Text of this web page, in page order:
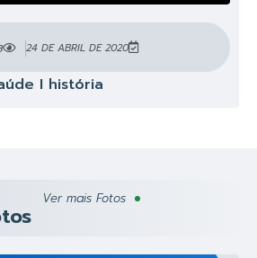
24 DE ABRIL DE 2020
I história
Ver mais Fotos